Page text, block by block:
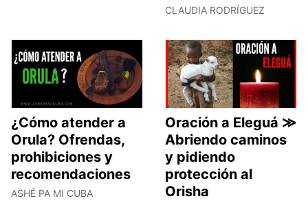
CLAUDIA RODRÍGUEZ
¿Cómo atender a
Orula? Ofrendas,
prohibiciones y
recomendaciones
ASHÉ PA MI CUBA
Oración a Eleguá ≫
Abriendo caminos
y pidiendo
protección al
Orisha